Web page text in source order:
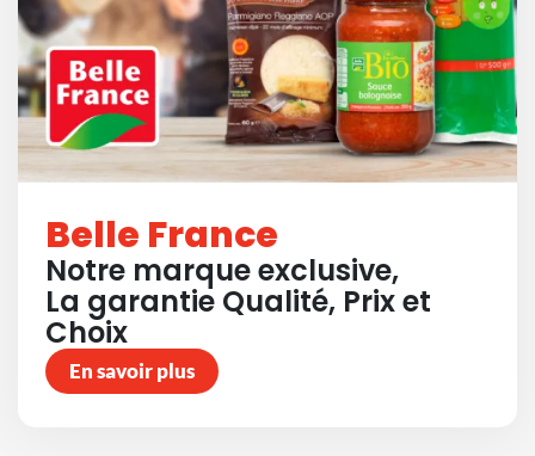
Belle France
Notre marque exclusive,
La garantie Qualité, Prix et
Choix
En savoir plus